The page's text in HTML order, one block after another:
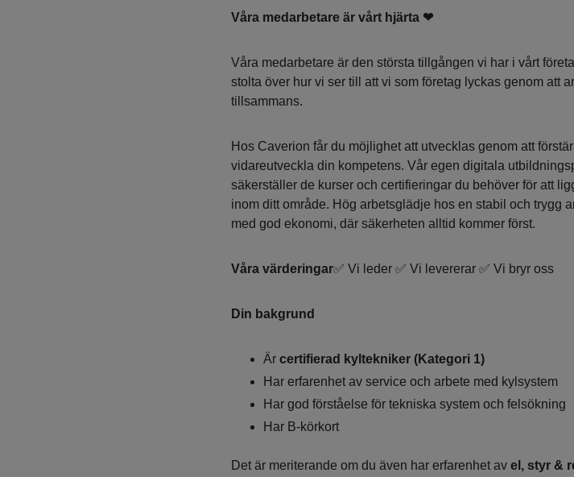
Våra medarbetare är vårt hjärta ❤
Våra medarbetare är den största tillgången vi har i vårt
stolta över hur vi ser till att vi som företag lyckas genom att
tillsammans.
Hos Caverion får du möjlighet att utvecklas genom att
vidareutveckla din kompetens. Vår egen digitala
säkerställer de kurser och certifieringar du behöver för att
inom ditt område. Hög arbetsglädje hos en stabil och trygg
med god ekonomi, där säkerheten alltid kommer först.
Våra värderingar✅ Vi leder ✅ Vi levererar ✅ Vi bryr oss
Din bakgrund
Är certifierad kyltekniker (Kategori 1)
Har erfarenhet av service och arbete med kylsystem
Har god förståelse för tekniska system och felsökning
Har B-körkort
Det är meriterande om du även har erfarenhet av el, styr &